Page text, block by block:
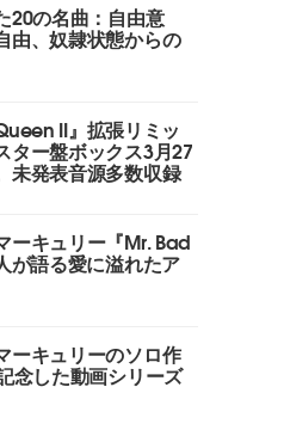
20の名曲：自由意
由、奴隷状態からの
II』拡張リミッ
ター盤ボックス3月27
未発表音源多数収録
ーキュリー『Mr. Bad
が語る愛に溢れたア
ーキュリーのソロ作
念した動画シリーズ